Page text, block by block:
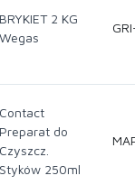
BRYKIET 2 KG
Wegas
Contact
Preparat do
Czyszcz.
Styków 250ml